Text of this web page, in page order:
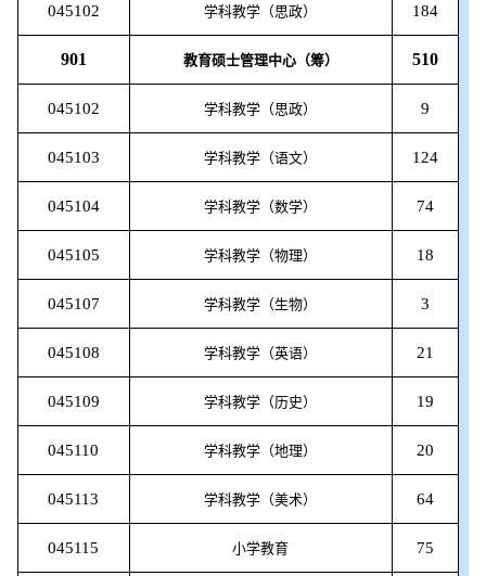
045102 学科教学（思政） 184
901 教育硕士管理中心（筹） 510
045102 学科教学（思政） 9
045103 学科教学（语文） 124
045104 学科教学（数学） 74
045105 学科教学（物理） 18
045107 学科教学（生物） 3
045108 学科教学（英语） 21
045109 学科教学（历史） 19
045110 学科教学（地理） 20
045113 学科教学（美术） 64
045115 小学教育 75